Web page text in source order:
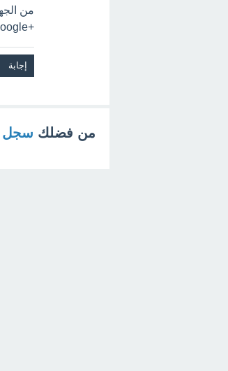
+google ولكم جزيل الشكر
من فضلك سجل